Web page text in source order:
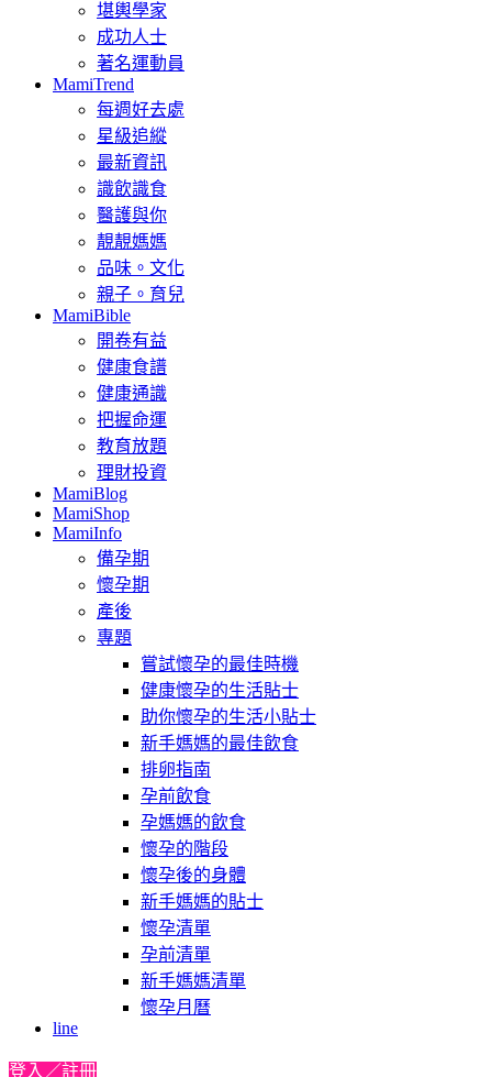
堪輿學家
成功人士
著名運動員
MamiTrend
每週好去處
星級追縱
最新資訊
識飲識食
醫護與你
靚靚媽媽
品味。文化
親子。育兒
MamiBible
開卷有益
健康食譜
健康通識
把握命運
教育放題
理財投資
MamiBlog
MamiShop
MamiInfo
備孕期
懷孕期
產後
專題
嘗試懷孕的最佳時機
健康懷孕的生活貼士
助你懷孕的生活小貼士
新手媽媽的最佳飲食
排卵指南
孕前飲食
孕媽媽的飲食
懷孕的階段
懷孕後的身體
新手媽媽的貼士
懷孕清單
孕前清單
新手媽媽清單
懷孕月曆
line
登入／註冊